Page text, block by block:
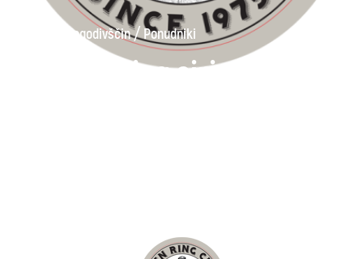
Iskanje dogodivščin/Ponudniki
Golden Ring siri